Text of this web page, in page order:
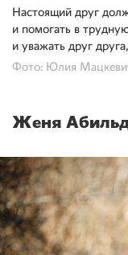
Настоящий друг
и помогать в
и уважать друг
Фото: Юлия
Женя